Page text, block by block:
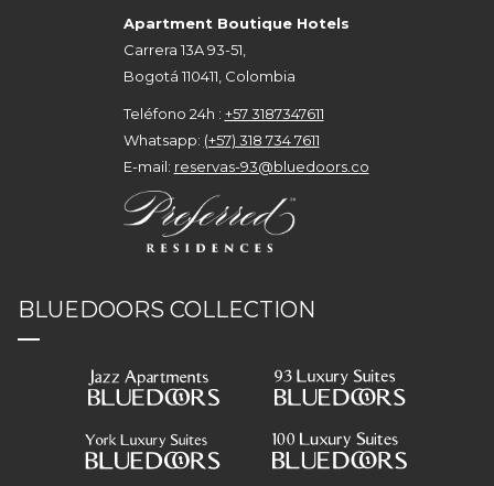
Apartment Boutique Hotels
Carrera 13A 93-51,
Bogotá 110411, Colombia
Teléfono 24h : +57 3187347611
Whatsapp: (+57) 318 734 7611
E-mail: reservas-93@bluedoors.co
BLUEDOORS COLLECTION
—